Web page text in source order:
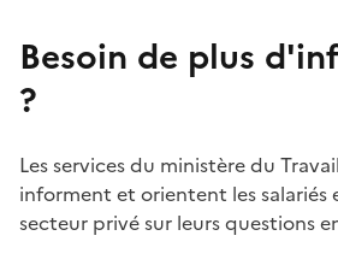
Besoin de plus
?
Les services du ministère du
informent et orientent les salariés
secteur privé sur leurs questions